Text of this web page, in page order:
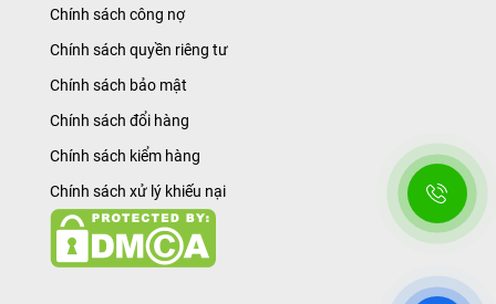
Chính sách công nợ
Chính sách quyền riêng tư
Chính sách bảo mật
Chính sách đổi hàng
Chính sách kiểm hàng
Chính sách xử lý khiếu nại